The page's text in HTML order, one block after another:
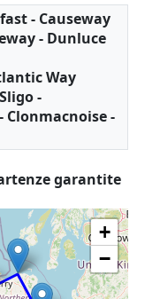
- Causeway
- Dunluce
Way
-
Clonmacnoise -
garantite
+
−